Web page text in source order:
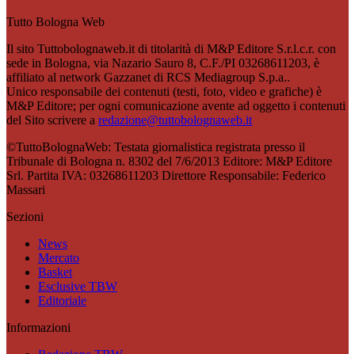
Tutto Bologna Web
Il sito Tuttobolognaweb.it di titolarità di M&P Editore S.r.l.c.r. con
sede in Bologna, via Nazario Sauro 8, C.F./PI 03268611203, è
affiliato al network Gazzanet di RCS Mediagroup S.p.a..
Unico responsabile dei contenuti (testi, foto, video e grafiche) è
M&P Editore; per ogni comunicazione avente ad oggetto i contenuti
del Sito scrivere a redazione@tuttobolognaweb.it
©TuttoBolognaWeb: Testata giornalistica registrata presso il
Tribunale di Bologna n. 8302 del 7/6/2013 Editore: M&P Editore
Srl. Partita IVA: 03268611203 Direttore Responsabile: Federico
Massari
Sezioni
News
Mercato
Basket
Esclusive TBW
Editoriale
Informazioni